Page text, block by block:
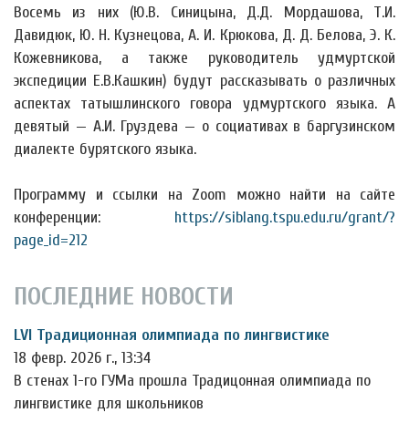
Восемь из них (Ю.В. Синицына, Д.Д. Мордашова, Т.И.
Давидюк, Ю. Н. Кузнецова, А. И. Крюкова, Д. Д. Белова, Э. К.
Кожевникова, а также руководитель удмуртской
экспедиции Е.В.Кашкин) будут рассказывать о различных
аспектах татышлинского говора удмуртского языка. А
девятый — А.И. Груздева — о социативах в баргузинском
диалекте бурятского языка.
Программу и ссылки на Zoom можно найти на сайте
конференции: https://siblang.tspu.edu.ru/grant/?
page_id=212
ПОСЛЕДНИЕ НОВОСТИ
LVI Традиционная олимпиада по лингвистике
18 февр. 2026 г., 13:34
В стенах 1-го ГУМа прошла Традицонная олимпиада по
лингвистике для школьников